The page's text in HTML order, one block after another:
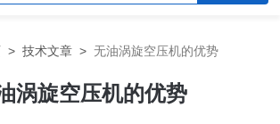
>技术文章 >无油涡旋空压机的优势
涡旋空压机的优势